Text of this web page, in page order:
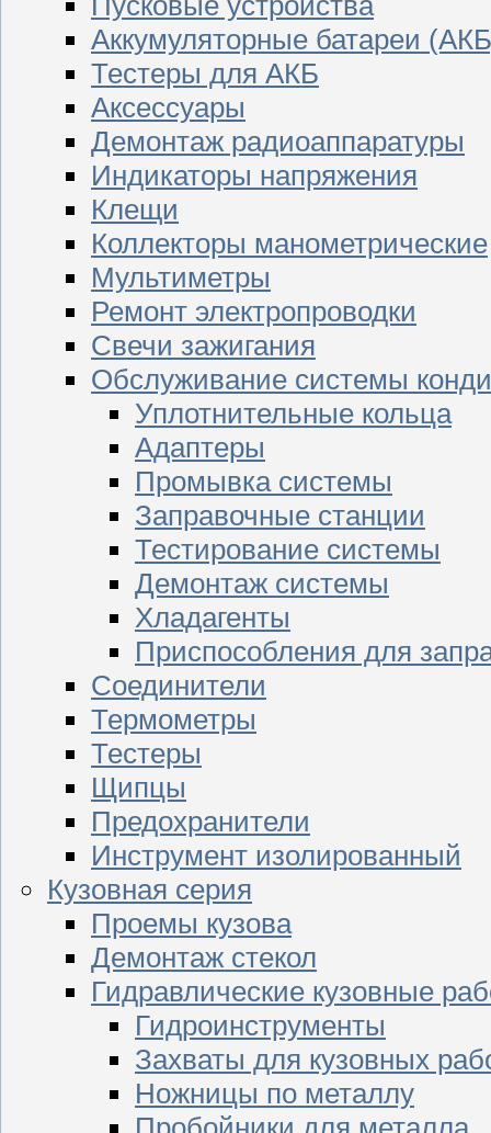
Аккумуляторные батареи
Тестеры для АКБ
Аксессуары
Демонтаж радиоаппаратуры
Индикаторы напряжения
Клещи
Коллекторы манометрические
Мультиметры
Ремонт электропроводки
Свечи зажигания
Обслуживание системы
Уплотнительные кольца
Адаптеры
Промывка системы
Заправочные станции
Тестирование системы
Демонтаж системы
Хладагенты
Приспособления для
Соединители
Термометры
Тестеры
Щипцы
Предохранители
Инструмент изолированный
Кузовная серия
Проемы кузова
Демонтаж стекол
Гидравлические кузовные
Гидроинструменты
Захваты для кузовных
Ножницы по металлу